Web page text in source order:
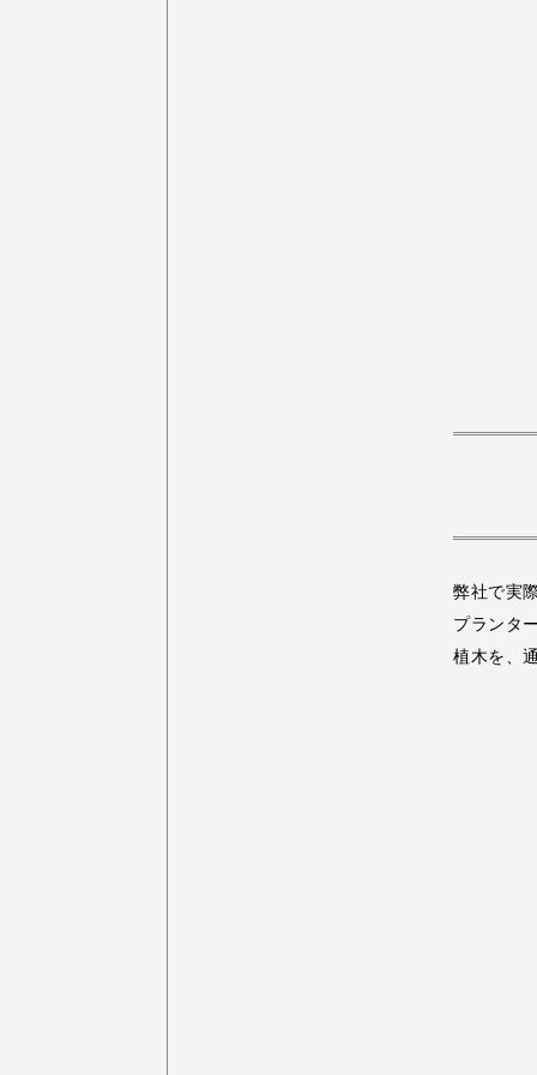
弊社で実
プランタ
植木を、